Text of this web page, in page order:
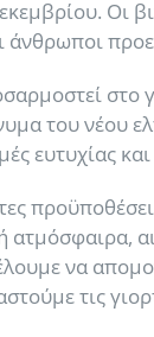
Οι
του νέου
ευτυχίας
να
τις